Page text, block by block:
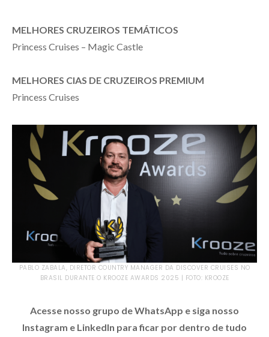
MELHORES CRUZEIROS TEMÁTICOS
Princess Cruises – Magic Castle
MELHORES CIAS DE CRUZEIROS PREMIUM
Princess Cruises
PABLO ZABALA, DIRETOR COUNTRY MANAGER DA DISCOVER CRUISES NO
BRASIL DURANTE O KROOZE AWARDS 2025 | FOTO: KROOZE
Acesse nosso grupo de WhatsApp e siga nosso
Instagram e LinkedIn para ficar por dentro de tudo